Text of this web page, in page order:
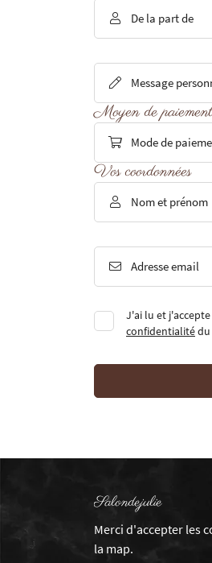
 De la part de
 Message
Moyen de paiement
 Mode de
Vos coordonnées
 Nom et prénom
 Adresse email
J'ai lu et
confidentialitédu
Salondejulie
Merci d'accepter les
la map.